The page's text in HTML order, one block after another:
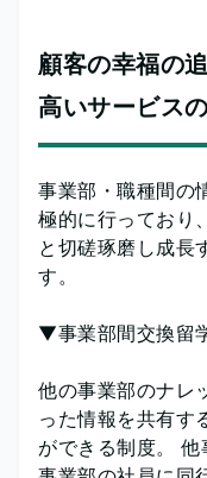
顧客の幸福の
高いサービス
事業部・職種間の
極的に行っており
と切磋琢磨し成長
す。
▼事業部間交換留
他の事業部のナレ
った情報を共有す
ができる制度。